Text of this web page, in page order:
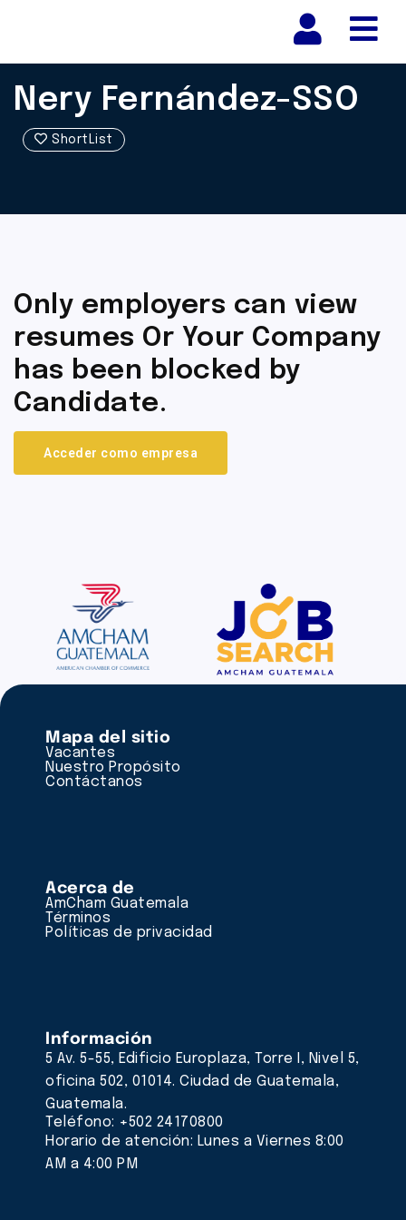
Nery Fernández-SSO
ShortList
Only employers can view
resumes Or Your Company
has been blocked by
Candidate.
Acceder como empresa
Mapa del sitio
Vacantes
Nuestro Propósito
Contáctanos
Acerca de
AmCham Guatemala
Términos
Políticas de privacidad
Información
5 Av. 5-55, Edificio Europlaza, Torre I, Nivel 5,
oficina 502, 01014. Ciudad de Guatemala,
Guatemala.
Teléfono: +502 24170800
Horario de atención: Lunes a Viernes 8:00
AM a 4:00 PM